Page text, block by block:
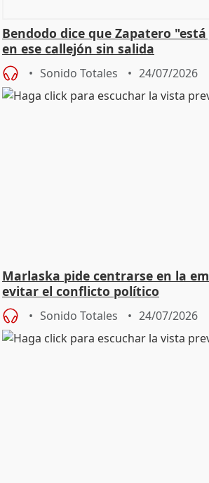
Bendodo dice que Zapatero
en ese callejón sin salida
Sonido Totales 24/07/2026
Marlaska pide centrarse en la
evitar el conflicto político
Sonido Totales 24/07/2026